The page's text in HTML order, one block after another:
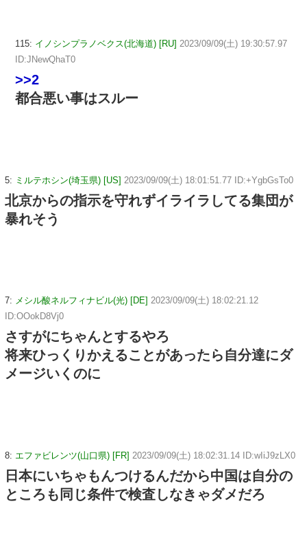
115: イノシンプラノベクス(北海道) [RU] 2023/09/09(土) 19:30:57.97
ID:JNewQhaT0
>>2
都合悪い事はスルー
5: ミルテホシン(埼玉県) [US] 2023/09/09(土) 18:01:51.77 ID:+YgbGsTo0
北京からの指示を守れずイライラしてる集団が
暴れそう
7: メシル酸ネルフィナビル(光) [DE] 2023/09/09(土) 18:02:21.12
ID:OOokD8Vj0
さすがにちゃんとするやろ
将来ひっくりかえることがあったら自分達にダ
メージいくのに
8: エファビレンツ(山口県) [FR] 2023/09/09(土) 18:02:31.14 ID:wIiJ9zLX0
日本にいちゃもんつけるんだから中国は自分の
ところも同じ条件で検査しなきゃダメだろ